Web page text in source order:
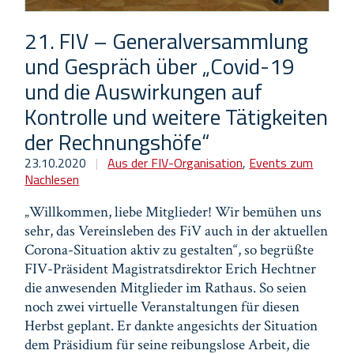
21. FIV – Generalversammlung
und Gespräch über „Covid-19
und die Auswirkungen auf
Kontrolle und weitere Tätigkeiten
der Rechnungshöfe“
23.10.2020 | Aus der FIV-Organisation, Events zum
Nachlesen
„Willkommen, liebe Mitglieder! Wir bemühen uns
sehr, das Vereinsleben des FiV auch in der aktuellen
Corona-Situation aktiv zu gestalten“, so begrüßte
FIV-Präsident Magistratsdirektor Erich Hechtner
die anwesenden Mitglieder im Rathaus. So seien
noch zwei virtuelle Veranstaltungen für diesen
Herbst geplant. Er dankte angesichts der Situation
dem Präsidium für seine reibungslose Arbeit, die